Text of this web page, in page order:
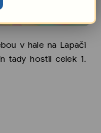
v hale na Lapači
tady hostil celek 1.